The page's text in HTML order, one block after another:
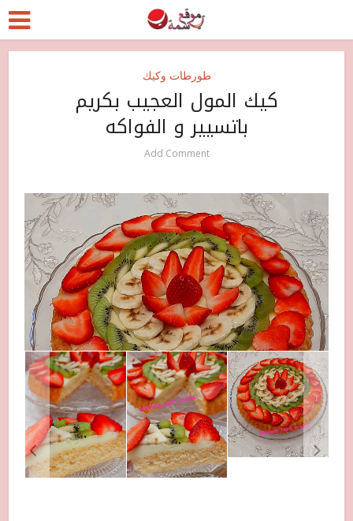
طورطات وكيك
كيك المول العجيب بكريم
باتسيير و الفواكه
Add Comment